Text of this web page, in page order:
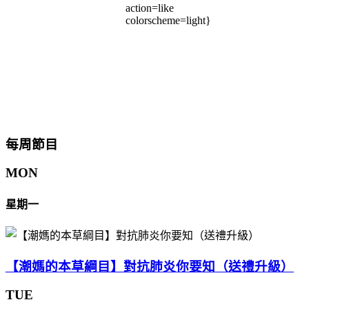
action=like
colorscheme=light}
每周節目
MON
星期一
【潮媽的本草綱目】對抗肺炎你要知（送禮升級）
TUE